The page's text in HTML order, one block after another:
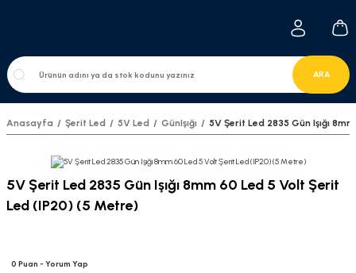
ARA
Anasayfa Şerit Led 5V Led GünIşığı 5V Şerit Led 2835 Gün Işığı
5V Şerit Led 2835 Gün Işığı 8mm 60 Led 5 Volt Şerit
Led (IP20) (5 Metre)
0 Puan - Yorum Yap